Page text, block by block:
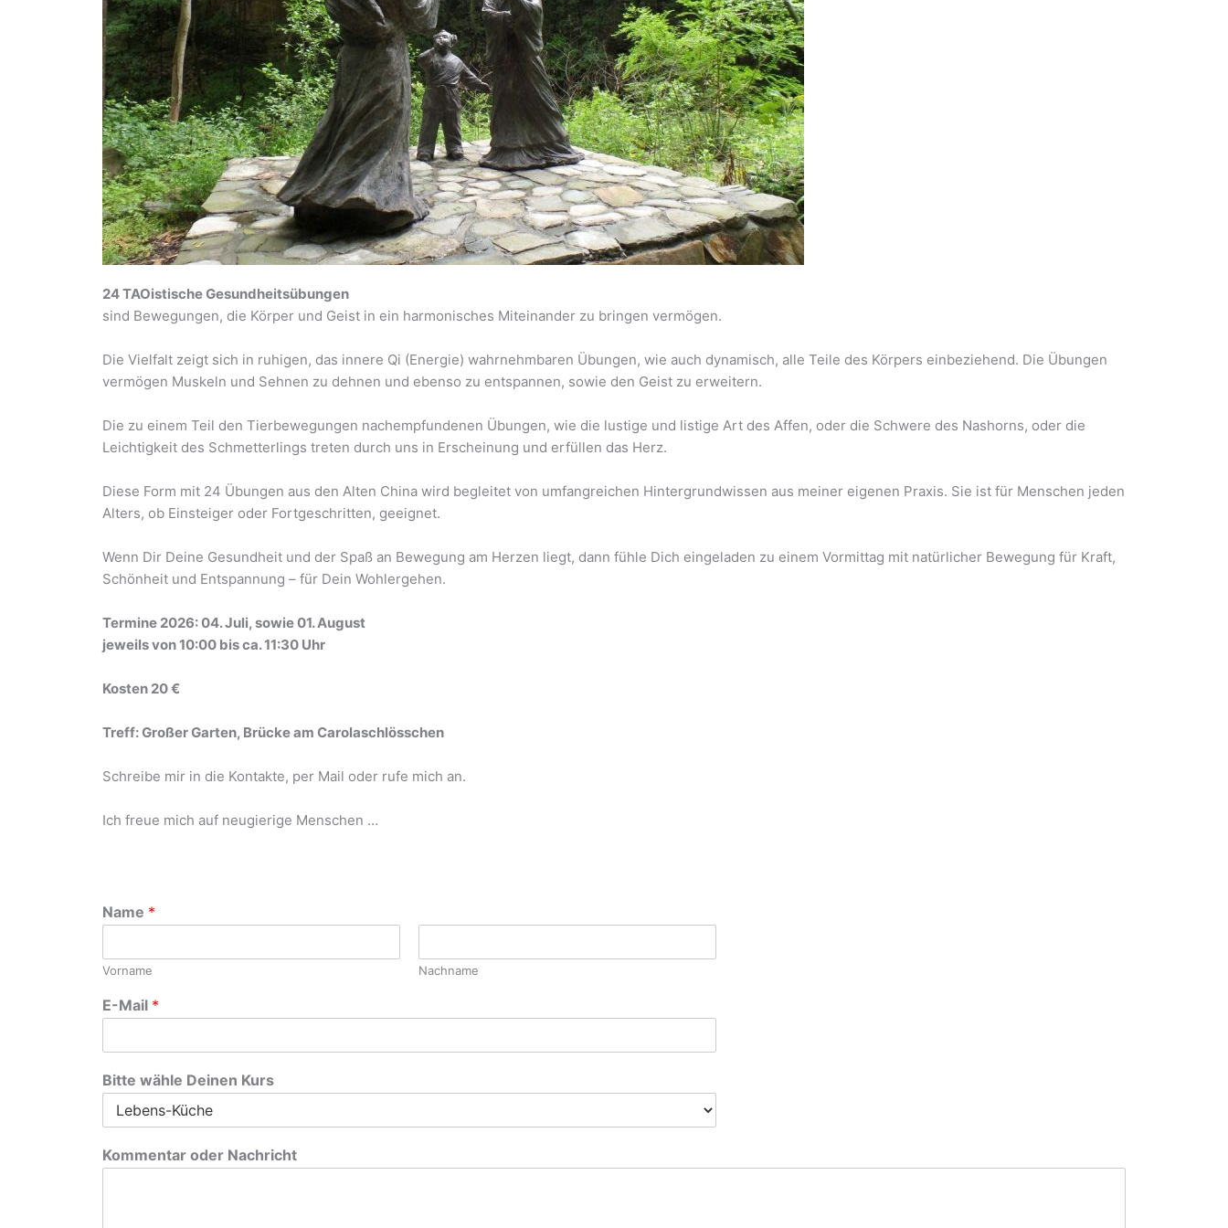
24 TAOistische Gesundheitsübungen
sind Bewegungen, die Körper und Geist in ein harmonisches Miteinander zu bringen vermögen.
Die Vielfalt zeigt sich in ruhigen, das innere Qi (Energie) wahrnehmbaren Übungen, wie auch dynamisch, alle Teile des Körpers einbeziehend. Die Übungen
vermögen Muskeln und Sehnen zu dehnen und ebenso zu entspannen, sowie den Geist zu erweitern.
Die zu einem Teil den Tierbewegungen nachempfundenen Übungen, wie die lustige und listige Art des Affen, oder die Schwere des Nashorns, oder die
Leichtigkeit des Schmetterlings treten durch uns in Erscheinung und erfüllen das Herz.
Diese Form mit 24 Übungen aus den Alten China wird begleitet von umfangreichen Hintergrundwissen aus meiner eigenen Praxis. Sie ist für Menschen jeden
Alters, ob Einsteiger oder Fortgeschritten, geeignet.
Wenn Dir Deine Gesundheit und der Spaß an Bewegung am Herzen liegt, dann fühle Dich eingeladen zu einem Vormittag mit natürlicher Bewegung für Kraft,
Schönheit und Entspannung – für Dein Wohlergehen.
Termine 2026: 04. Juli, sowie 01. August
jeweils von 10:00 bis ca. 11:30 Uhr
Kosten 20 €
Treff: Großer Garten, Brücke am Carolaschlösschen
Schreibe mir in die Kontakte, per Mail oder rufe mich an.
Ich freue mich auf neugierige Menschen …
Name *
Vorname Nachname
E-Mail *
Bitte wähle Deinen Kurs
Kommentar oder Nachricht